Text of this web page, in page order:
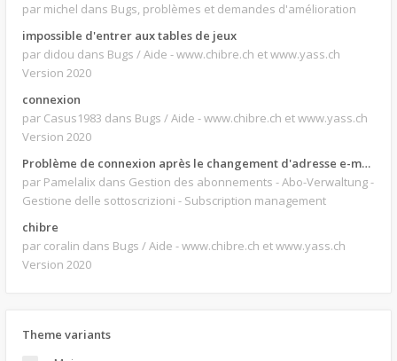
par michel dans Bugs, problèmes et demandes d'amélioration
impossible d'entrer aux tables de jeux
par didou dans Bugs / Aide - www.chibre.ch et www.yass.ch
Version 2020
connexion
par Casus1983 dans Bugs / Aide - www.chibre.ch et www.yass.ch
Version 2020
Problème de connexion après le changement d'adresse e-mail.
par Pamelalix dans Gestion des abonnements - Abo-Verwaltung -
Gestione delle sottoscrizioni - Subscription management
chibre
par coralin dans Bugs / Aide - www.chibre.ch et www.yass.ch
Version 2020
Theme variants